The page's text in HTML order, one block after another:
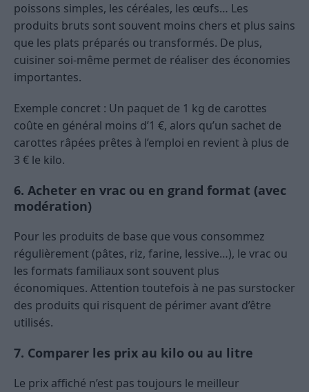
poissons simples, les céréales, les œufs… Les
produits bruts sont souvent moins chers et plus sains
que les plats préparés ou transformés. De plus,
cuisiner soi-même permet de réaliser des économies
importantes.
Exemple concret : Un paquet de 1 kg de carottes
coûte en général moins d’1 €, alors qu’un sachet de
carottes râpées prêtes à l’emploi en revient à plus de
3 € le kilo.
6. Acheter en vrac ou en grand format (avec
modération)
Pour les produits de base que vous consommez
régulièrement (pâtes, riz, farine, lessive…), le vrac ou
les formats familiaux sont souvent plus
économiques. Attention toutefois à ne pas surstocker
des produits qui risquent de périmer avant d’être
utilisés.
7. Comparer les prix au kilo ou au litre
Le prix affiché n’est pas toujours le meilleur